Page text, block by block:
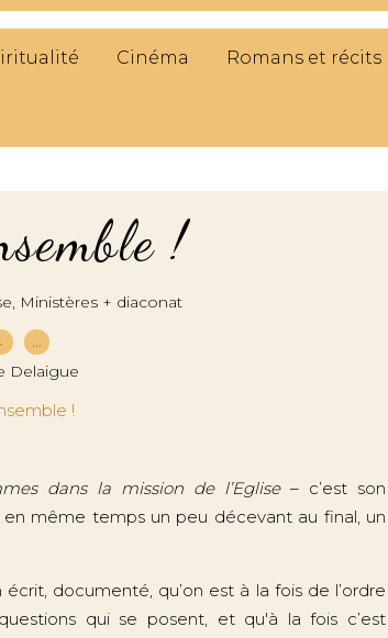
Cinéma Romans et récits
!
, Ministères + diaconat
…
Delaigue
dans la mission de l’Eglise– c’est son
même temps un peu décevant au final, un
documenté, qu’on est à la fois de l’ordre
qui se posent, et qu'à la fois c’est